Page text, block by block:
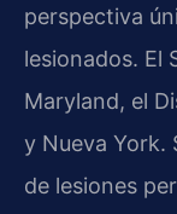
perspectiva
lesionados. El
Maryland, el
y Nueva York.
de lesiones